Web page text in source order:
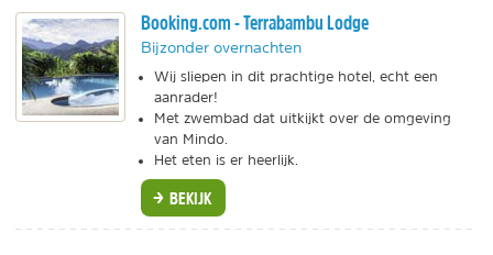
Booking.com - Terrabambu Lodge
Bijzonder overnachten
Wij sliepen in dit prachtige hotel, echt een
aanrader!
Met zwembad dat uitkijkt over de omgeving
van Mindo.
Het eten is er heerlijk.
BEKIJK